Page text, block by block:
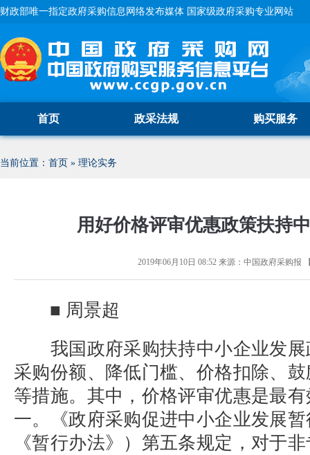
财政部唯一指定政府采购信息网络发布媒体 国家级政府采购专业网站
首页 政采法规 购买服务
当前位置： 首页 » 理论实务
用好价格评审优惠政策扶持
2019年06月10日 08:52来源： 中国政府采购报
■ 周景超
我国政府采购扶持中小企业发
采购份额、降低门槛、价格扣除、
等措施。其中，价格评审优惠是最
一。《政府采购促进中小企业发展
《暂行办法》）第五条规定，对于